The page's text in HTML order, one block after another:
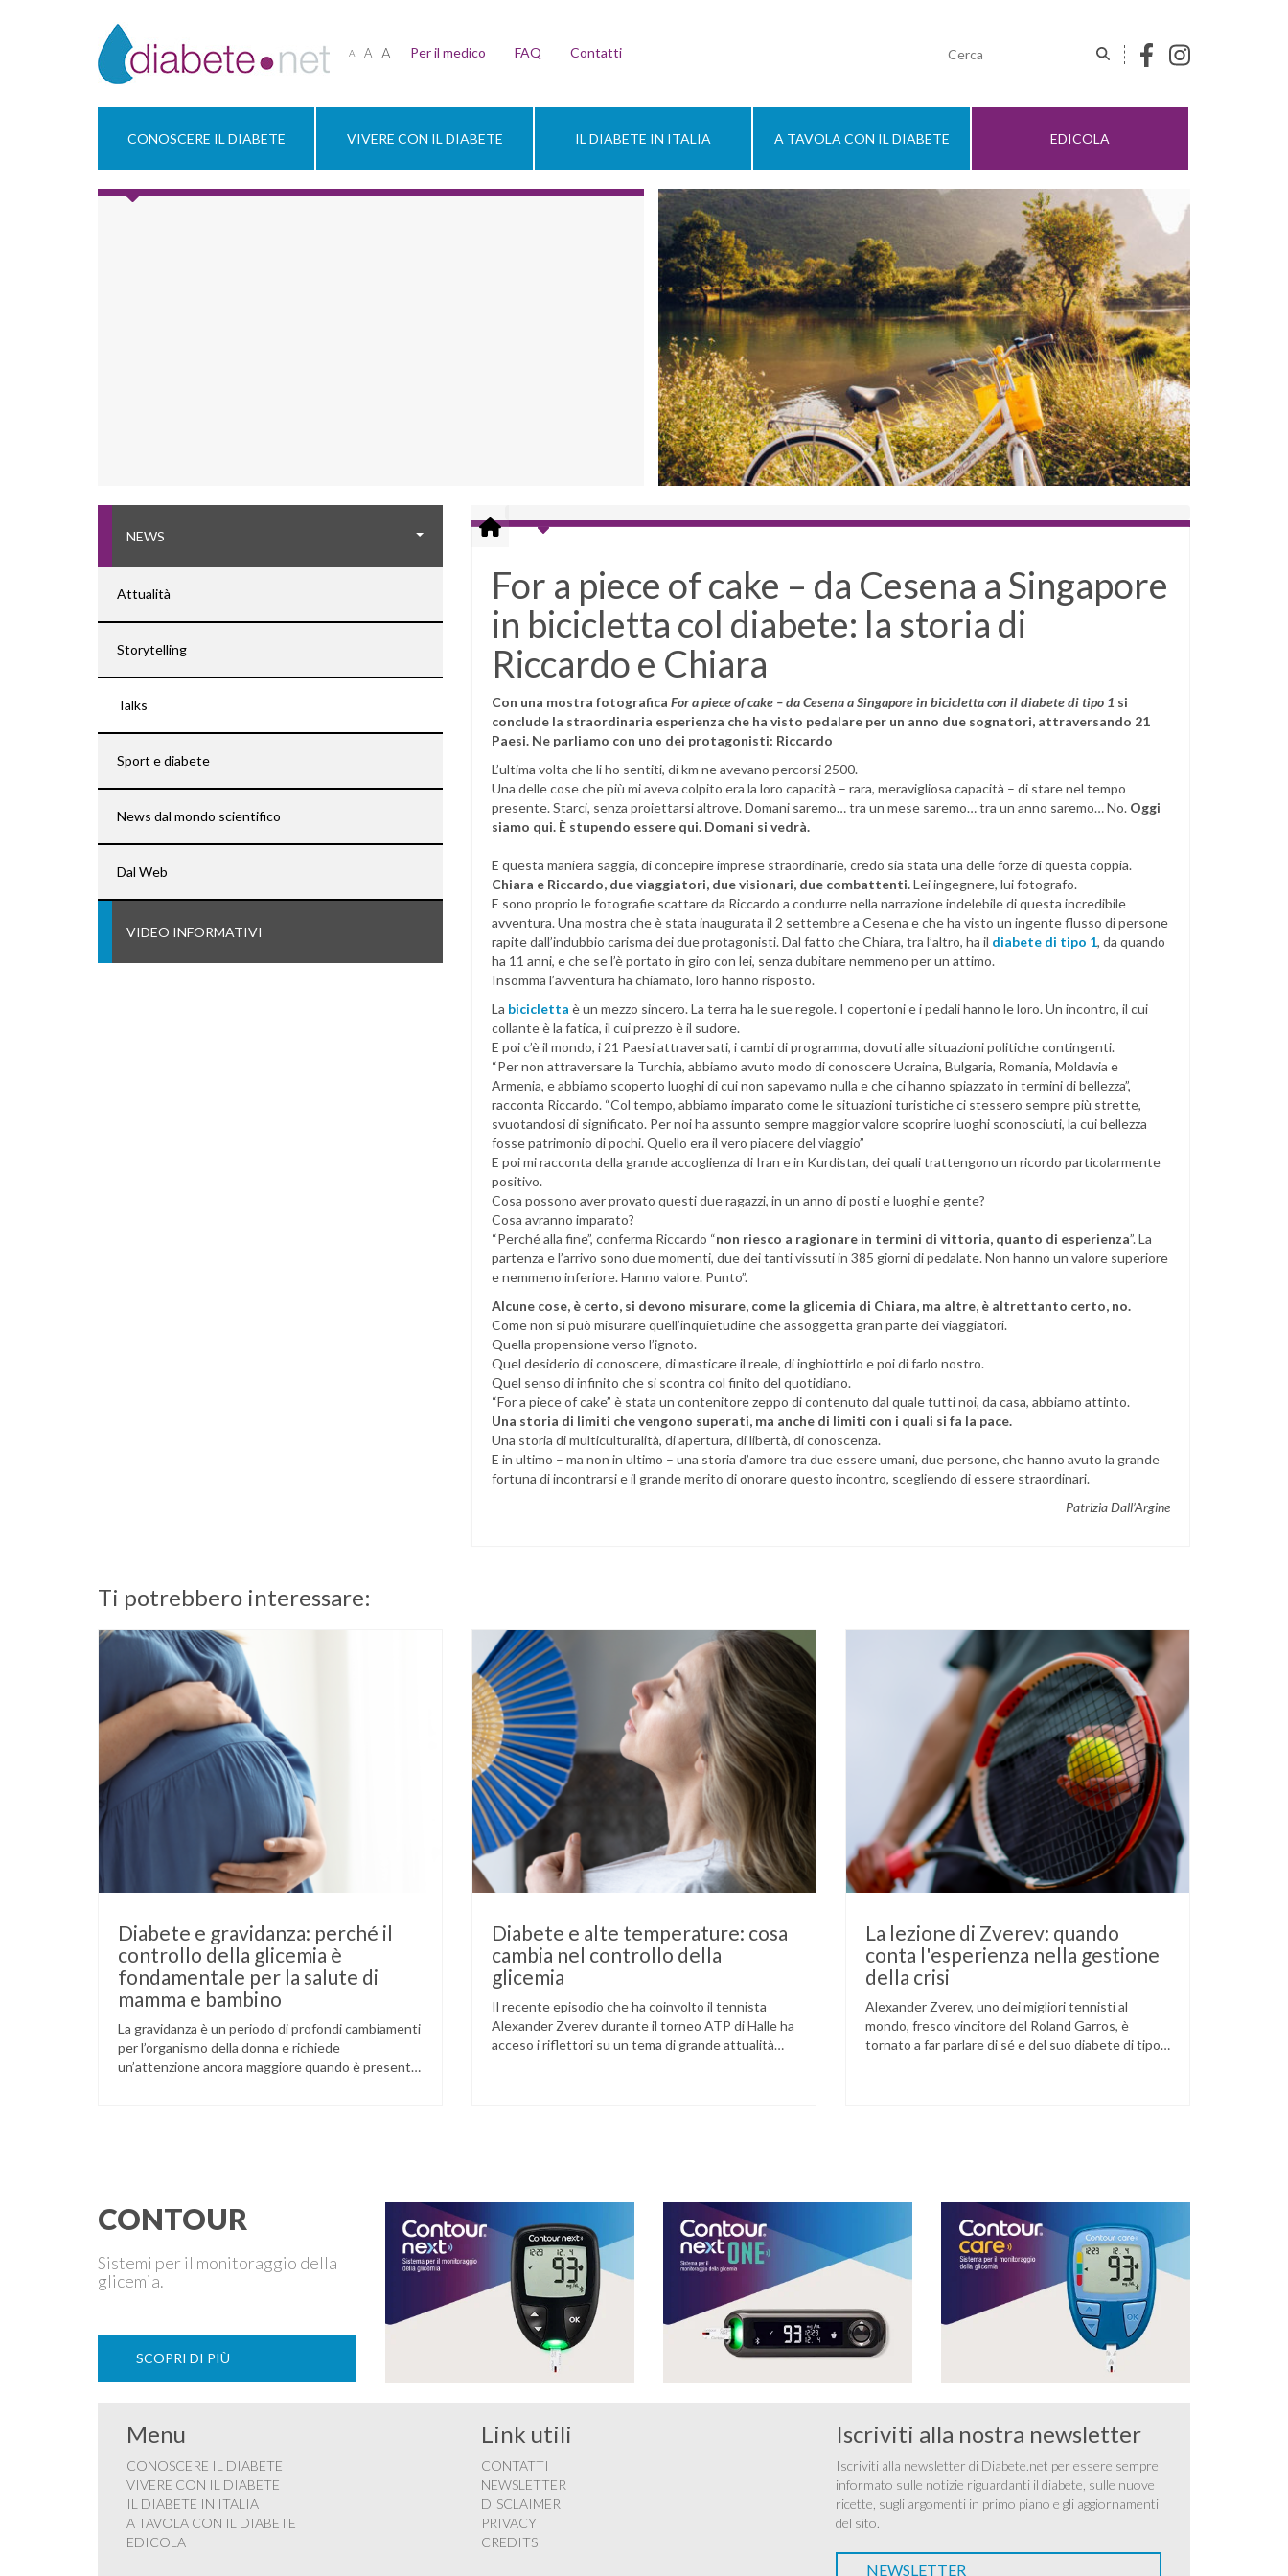
A A A Per il medico FAQ Contatti
CONOSCERE IL DIABETE VIVERE CON IL DIABETE IL DIABETE IN ITALIA A TAVOLA CON IL DIABETE EDICOLA
NEWS
Attualità
Storytelling
Talks
Sport e diabete
News dal mondo scientifico
Dal Web
VIDEO INFORMATIVI
For a piece of cake – da Cesena a Singapore
in bicicletta col diabete: la storia di
Riccardo e Chiara
Con una mostra fotografica For a piece of cake – da Cesena a Singapore in bicicletta con il diabete di tipo 1 si
conclude la straordinaria esperienza che ha visto pedalare per un anno due sognatori, attraversando 21
Paesi. Ne parliamo con uno dei protagonisti: Riccardo
L’ultima volta che li ho sentiti, di km ne avevano percorsi 2500.
Una delle cose che più mi aveva colpito era la loro capacità – rara, meravigliosa capacità – di stare nel tempo
presente. Starci, senza proiettarsi altrove. Domani saremo… tra un mese saremo… tra un anno saremo… No. Oggi
siamo qui. È stupendo essere qui. Domani si vedrà.
E questa maniera saggia, di concepire imprese straordinarie, credo sia stata una delle forze di questa coppia.
Chiara e Riccardo, due viaggiatori, due visionari, due combattenti.Lei ingegnere, lui fotografo.
E sono proprio le fotografie scattare da Riccardo a condurre nella narrazione indelebile di questa incredibile
avventura. Una mostra che è stata inaugurata il 2 settembre a Cesena e che ha visto un ingente flusso di persone
rapite dall’indubbio carisma dei due protagonisti. Dal fatto che Chiara, tra l’altro, ha il diabete di tipo 1, da quando
ha 11 anni, e che se l’è portato in giro con lei, senza dubitare nemmeno per un attimo.
Insomma l’avventura ha chiamato, loro hanno risposto.
La bicicletta è un mezzo sincero. La terra ha le sue regole. I copertoni e i pedali hanno le loro. Un incontro, il cui
collante è la fatica, il cui prezzo è il sudore.
E poi c’è il mondo, i 21 Paesi attraversati, i cambi di programma, dovuti alle situazioni politiche contingenti.
“Per non attraversare la Turchia, abbiamo avuto modo di conoscere Ucraina, Bulgaria, Romania, Moldavia e
Armenia, e abbiamo scoperto luoghi di cui non sapevamo nulla e che ci hanno spiazzato in termini di bellezza”,
racconta Riccardo. “Col tempo, abbiamo imparato come le situazioni turistiche ci stessero sempre più strette,
svuotandosi di significato. Per noi ha assunto sempre maggior valore scoprire luoghi sconosciuti, la cui bellezza
fosse patrimonio di pochi. Quello era il vero piacere del viaggio”
E poi mi racconta della grande accoglienza di Iran e in Kurdistan, dei quali trattengono un ricordo particolarmente
positivo.
Cosa possono aver provato questi due ragazzi, in un anno di posti e luoghi e gente?
Cosa avranno imparato?
“Perché alla fine”, conferma Riccardo “non riesco a ragionare in termini di vittoria, quanto di esperienza”. La
partenza e l’arrivo sono due momenti, due dei tanti vissuti in 385 giorni di pedalate. Non hanno un valore superiore
e nemmeno inferiore. Hanno valore. Punto”.
Alcune cose, è certo, si devono misurare, come la glicemia di Chiara, ma altre, è altrettanto certo, no.
Come non si può misurare quell’inquietudine che assoggetta gran parte dei viaggiatori.
Quella propensione verso l’ignoto.
Quel desiderio di conoscere, di masticare il reale, di inghiottirlo e poi di farlo nostro.
Quel senso di infinito che si scontra col finito del quotidiano.
“For a piece of cake” è stata un contenitore zeppo di contenuto dal quale tutti noi, da casa, abbiamo attinto.
Una storia di limiti che vengono superati, ma anche di limiti con i quali si fa la pace.
Una storia di multiculturalità, di apertura, di libertà, di conoscenza.
E in ultimo – ma non in ultimo – una storia d’amore tra due essere umani, due persone, che hanno avuto la grande
fortuna di incontrarsi e il grande merito di onorare questo incontro, scegliendo di essere straordinari.
Patrizia Dall’Argine
Ti potrebbero interessare:
Diabete e gravidanza: perché il
controllo della glicemia è
fondamentale per la salute di
mamma e bambino
La gravidanza è un periodo di profondi cambiamenti
per l’organismo della donna e richiede
un’attenzione ancora maggiore quando è presente
Diabete e alte temperature: cosa
cambia nel controllo della
glicemia
Il recente episodio che ha coinvolto il tennista
Alexander Zverev durante il torneo ATP di Halle ha
acceso i riflettori su un tema di grande attualità
La lezione di Zverev: quando
conta l'esperienza nella gestione
della crisi
Alexander Zverev, uno dei migliori tennisti al
mondo, fresco vincitore del Roland Garros, è
tornato a far parlare di sé e del suo diabete di tipo
CONTOUR
Sistemi per il monitoraggio della
glicemia.
SCOPRI DI PIÙ
Menu
CONOSCERE IL DIABETE
VIVERE CON IL DIABETE
IL DIABETE IN ITALIA
A TAVOLA CON IL DIABETE
EDICOLA
Link utili
CONTATTI
NEWSLETTER
DISCLAIMER
PRIVACY
CREDITS
Iscriviti alla nostra newsletter
Iscriviti alla newsletter di Diabete.net per essere sempre
informato sulle notizie riguardanti il diabete, sulle nuove
ricette, sugli argomenti in primo piano e gli aggiornamenti
del sito.
NEWSLETTER